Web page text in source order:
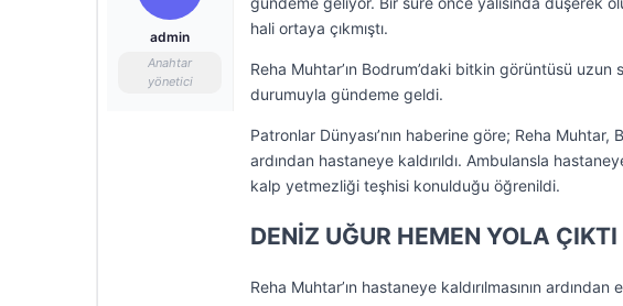
admin
Anahtar
yönetici
hali ortaya çıkmıştı.
Reha Muhtar’ın Bodrum’daki bitkin görüntüsü
durumuyla gündeme geldi.
Patronlar Dünyası’nın haberine göre; Reha Muhtar,
ardından hastaneye kaldırıldı. Ambulansla
kalp yetmezliği teşhisi konulduğu öğrenildi.
DENİZ UĞUR HEMEN YOLA ÇIKTI
Reha Muhtar’ın hastaneye kaldırılmasının